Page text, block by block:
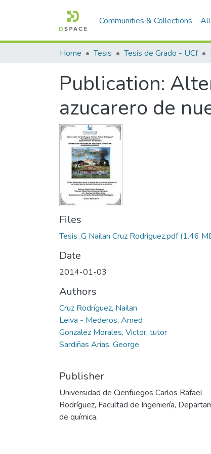
Communities & Collections
Home Tesis Tesis de Grado - UCf
Publication:
azucarero de
Files
Tesis_G Nailan Cruz Rodriguez.pdf(1.46
Date
2014-01-03
Authors
Cruz Rodríguez, Nailan
Leiva - Mederos, Amed
Gonzalez Morales, Victor, tutor
Sardiñas Arias, George
Publisher
Universidad de Cienfuegos Carlos Rafael
Rodríguez, Facultad de Ingeniería,
de química.